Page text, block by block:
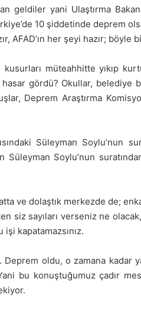
geldiler yani Ulaştırma
10 şiddetinde deprem
AFAD’ın her şeyi hazır; böyle
müteahhitte yıkıp
gördü? Okullar, belediye
Deprem Araştırma
Süleyman Soylu’nun
Soylu’nun
ve dolaştık merkezde de;
siz sayıları verseniz ne
kapatamazsınız.
oldu, o zamana kadar
bu konuştuğumuz çadır